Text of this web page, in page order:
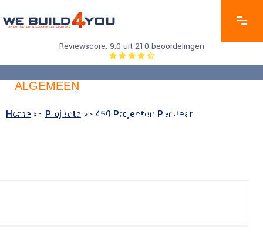
Reviewscore: 9.0 uit 210 beoordelingen
ALGEMEEN
450 PROJECTEN PER
Home >> Projects >> 450 Projecten Per Jaar